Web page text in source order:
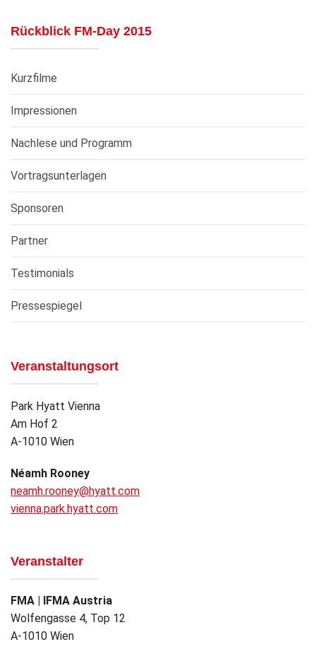
Rückblick FM-Day 2015
Kurzfilme
Impressionen
Nachlese und Programm
Vortragsunterlagen
Sponsoren
Partner
Testimonials
Pressespiegel
Veranstaltungsort
Park Hyatt Vienna
Am Hof 2
A-1010 Wien
Néamh Rooney
neamh.rooney@hyatt.com
vienna.park.hyatt.com
Veranstalter
FMA | IFMA Austria
Wolfengasse 4, Top 12
A-1010 Wien